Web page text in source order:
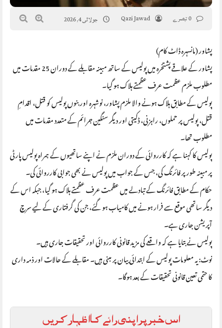
Qazi Jawad جولائی 4, 2026
پشاور (مانسہرہ ڈاٹ کام)
پشاور کے علاقے پشتخرہ میں پولیس کے ساتھ مبینہ مقابلے کے دوران 25 مقدمات میں
مطلوب ملزم عظمت عرف عظمتے ہلاک ہو گیا۔
پولیس کے مطابق ہلاک ہونے والا ملزم پشاور، نوشہرہ اور بنوں پولیس کو قتل، اقدامِ
قتل، پولیس پر حملوں، راہزنی، ڈکیتی اور دیگر سنگین جرائم کے متعدد مقدمات میں
مطلوب تھا۔
پولیس کا کہنا ہے کہ کارروائی کے دوران ملزم نے اپنے ساتھیوں کے ہمراہ پولیس پارٹی
پر مبینہ طور پر فائرنگ کی، جس کے جواب میں پولیس نے بھی جوابی کارروائی کی۔
حکام کے مطابق فائرنگ کے تبادلے میں عظمت عرف عظمتے ہلاک ہو گیا، جبکہ اس کے
دیگر ساتھی موقع سے فرار ہونے میں کامیاب ہو گئے، جن کی گرفتاری کے لیے سرچ
آپریشن جاری ہے۔
پولیس نے بتایا ہے کہ واقعے کی مزید قانونی کارروائی اور تحقیقات جاری ہیں۔
نوٹ: یہ معلومات پولیس کے ابتدائی بیان پر مبنی ہیں۔ مقابلے کے حالات اور ذمہ داری
کا حتمی تعین قانونی تحقیقات کے بعد ہوگا۔
اس خبر پر اپنی رائے کا اظہار کریں